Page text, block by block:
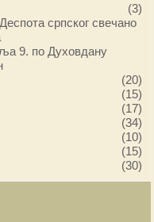
(3)
српског свечано
9. по Духовдану
(20)
(15)
(17)
(34)
(10)
(15)
(30)